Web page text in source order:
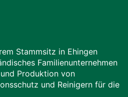
Stammsitz in Ehingen
Familienunternehmen
Produktion von
und Reinigern für die